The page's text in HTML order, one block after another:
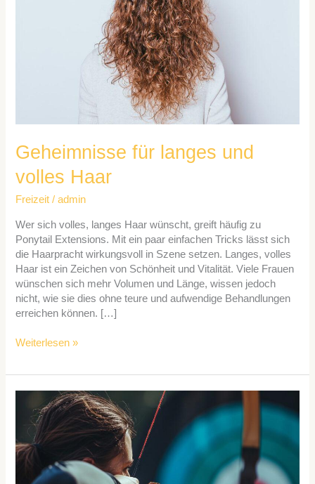
Geheimnisse für langes und
volles Haar
Freizeit /admin
Wer sich volles, langes Haar wünscht, greift häufig zu
Ponytail Extensions. Mit ein paar einfachen Tricks lässt sich
die Haarpracht wirkungsvoll in Szene setzen. Langes, volles
Haar ist ein Zeichen von Schönheit und Vitalität. Viele Frauen
wünschen sich mehr Volumen und Länge, wissen jedoch
nicht, wie sie dies ohne teure und aufwendige Behandlungen
erreichen können. […]
Weiterlesen »
Evolution
moderner
Freizeitsportarten